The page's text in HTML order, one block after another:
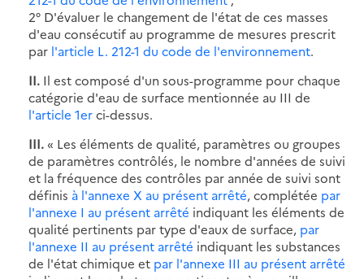
2° D'évaluer le changement de l'état de ces masses
d'eau consécutif au programme de mesures prescrit
par l'article L. 212-1 du code de l'environnement.
II. Il est composé d'un sous-programme pour chaque
catégorie d'eau de surface mentionnée au III de
l'article 1erci-dessus.
III. « Les éléments de qualité, paramètres ou groupes
de paramètres contrôlés, le nombre d'années de suivi
et la fréquence des contrôles par année de suivi sont
définis à l'annexe X au présent arrêté, complétée par
l'annexe I au présent arrêté indiquant les éléments de
qualité pertinents par type d'eaux de surface, par
l'annexe II au présent arrêté indiquant les substances
de l'état chimique et par l'annexe III au présent arrêté